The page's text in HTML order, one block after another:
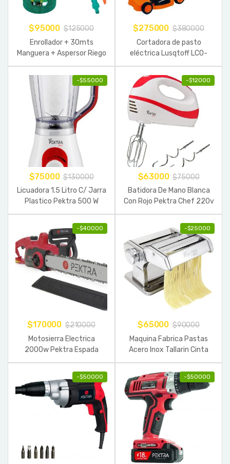
$95000 $125000
Enrollador + 30mts
Manguera + Aspersor Riego
Tramontina
$275000 $380000
Cortadora de pasto
eléctrica Lusqtoff LCO-
1640B con bolsa
recolectora 1600W 230V –
240V
-$55000
$75000 $130000
Licuadora 1.5 Litro C/ Jarra
Plastico Pektra 500 W
-$12000
$63000 $75000
Batidora De Mano Blanca
Con Rojo Pektra Chef 220v
300w
-$40000
$170000 $210000
Motosierra Electrica
2000w Pektra Espada
40cm Electrosierra
-$25000
$65000 $90000
Maquina Fabrica Pastas
Acero Inox Tallarin Cinta
Fideos Masa
-$50000 -$50000